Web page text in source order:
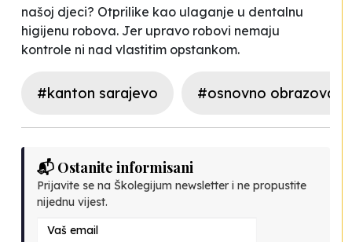
našoj djeci? Otprilike kao ulaganje u dentalnu
higijenu robova. Jer upravo robovi nemaju
kontrole ni nad vlastitim opstankom.
#kanton sarajevo #osnovno
📬 Ostanite informisani
Prijavite se na Školegijum newsletter i ne propustite
nijednu vijest.